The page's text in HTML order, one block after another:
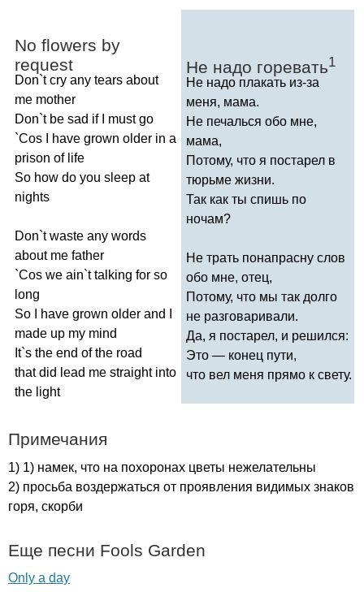
No flowers by
request
Don`t cry any tears about
me mother
Don`t be sad if must go
`Cos have grown older in a
prison of life
So how do you sleep at
nights
Don`t waste any words
about me father
`Cos we ain`t talking for so
long
So
have grown older and
made up my mind
It`s the end of the road
that did lead me straight into
the light
Не надо горевать1
Не надо плакать из-за
меня, мама.
Не печалься обо мне,
мама,
Потому, что я постарел в
тюрьме жизни.
Так как ты спишь по
ночам?
Не трать понапрасну слов
обо мне, отец,
Потому, что мы так долго
не разговаривали.
Да, я постарел, и решился:
Это — конец пути,
что вел меня прямо к свету.
Примечания
1) 1) намек, что на похоронах цветы нежелательны
2) просьба воздержаться от проявления видимых знаков
горя, скорби
Еще песни Fools Garden
Only a day